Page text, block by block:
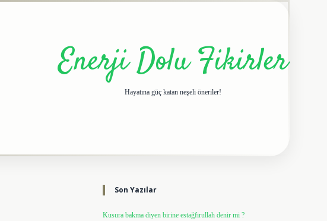
Enerji Dolu Fikirler
Hayatına güç katan neşeli öneriler!
Sidebar
Son Yazılar
Kusura bakma diyen birine estağfirullah denir mi ?